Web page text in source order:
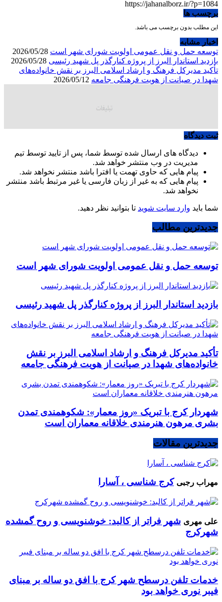
https://jahanalborz.ir/?p=1084
برچسب ها
این مطلب بدون برچسب می باشد.
اخبار مشابه
توسعه حمل و نقل عمومی اولویت شورای شهر است
بازدید استاندار البرز از پروژه کنارگذر پل شهید رئیسی
تأکید مدیرکل فرهنگ و ارشاد اسلامی البرز بر نقش خانواده‌های
شهدا در صیانت از هویت فرهنگی جامعه
ثبت دیدگاه
دیدگاه های ارسال شده توسط شما، پس از تایید توسط تیم
مدیریت در وب منتشر خواهد شد.
پیام هایی که حاوی تهمت یا افترا باشد منتشر نخواهد شد.
پیام هایی که به غیر از زبان فارسی یا غیر مرتبط باشد منتشر
نخواهد شد.
شما باید وارد سایت شوید تا بتوانید نظر دهید.
جدیدترین مطالب
توسعه حمل و نقل عمومی اولویت شورای شهر است
بازدید استاندار البرز از پروژه کنارگذر پل شهید رئیسی
تأکید مدیرکل فرهنگ و ارشاد اسلامی البرز بر نقش
خانواده‌های شهدا در صیانت از هویت فرهنگی جامعه
شهردار کرج با تبریک «روز معمار»: شکوهمندی تمدن
بشری مرهون هنرمندی خلاقانه معماران است
جدیدترین مقالات
مهراب رجبی کرج شناسی ، آسارا
علی مهری شهر فراتر از کالبد: خوشنویسی و روح گمشده
شهرکرج
خدمات تلفن درسطح شهر کرج با افق دو ساله بر مبنای
فیبر نوری خواهد بود